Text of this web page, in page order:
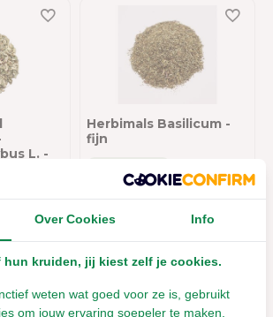
L. -
Herbimals Basilicum -
fijn
Leverbaar met 1- 2 werkdagen
€4,44
Incl. btw
Over Cookies Info
hun kruiden, jij kiest zelf je cookies.
weten wat goed voor ze is, gebruikt
om jouw ervaring soepeler te maken.